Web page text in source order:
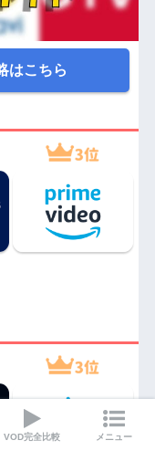
はこちら
VOD完全比較 メニュー